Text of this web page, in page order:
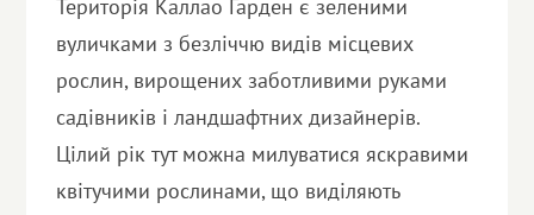
Територія Каллао Гарден є зеленими
вуличками з безліччю видів місцевих
рослин, вирощених заботливими руками
садівників і ландшафтних дизайнерів.
Цілий рік тут можна милуватися яскравими
квітучими рослинами, що виділяють